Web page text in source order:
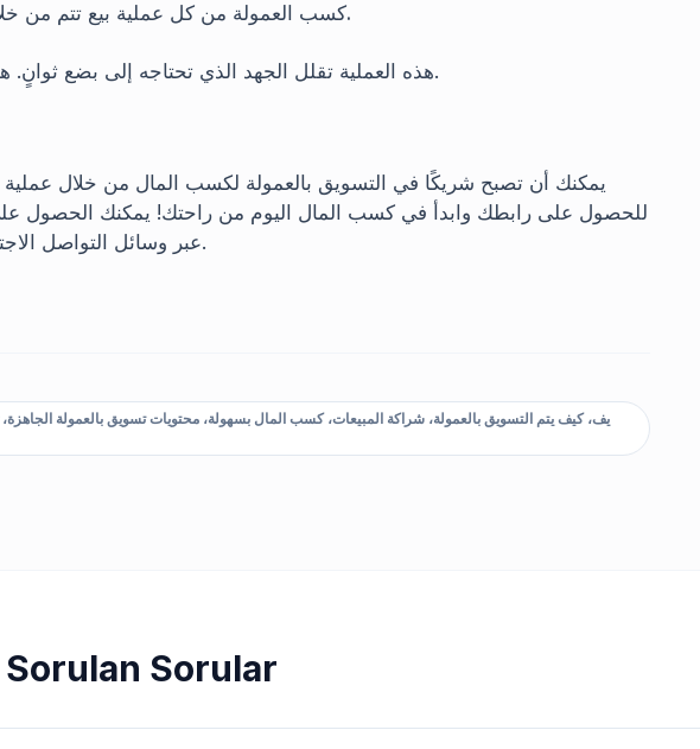
كسب العمولة من كل عملية بيع تتم من خلال الرابط المشترك في مدونتك.
هذه العملية تقلل الجهد الذي تحتاجه إلى بضع ثوانٍ. هذه هي الحقيقة وراء الدخل السلبي.
يمكنك أن تصبح شريكًا في التسويق بالعمولة لكسب المال من خلال
للحصول على رابطك وابدأ في كسب المال اليوم من راحتك! يمكنك الحصول على
عبر وسائل التواصل الاجتماعي إذا كان لديك أي استفسارات.
Sorulan Sorular